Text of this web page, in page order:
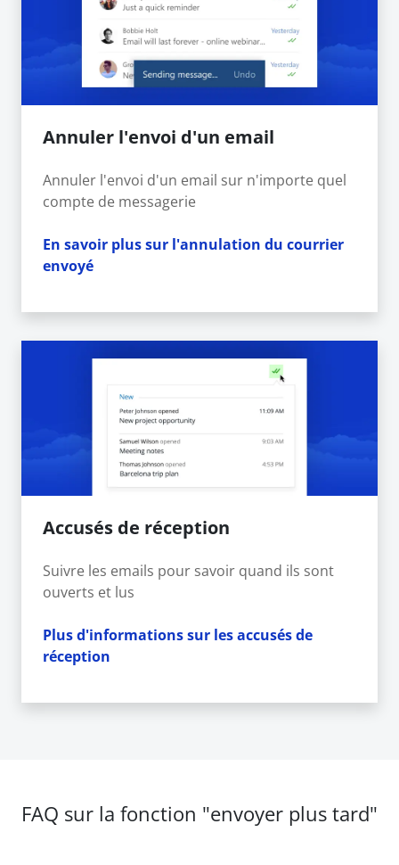
Annuler l'envoi d'un email
Annuler l'envoi d'un email sur n'importe quel
compte de messagerie
En savoir plus sur l'annulation du courrier
envoyé
Accusés de réception
Suivre les emails pour savoir quand ils sont
ouverts et lus
Plus d'informations sur les accusés de
réception
FAQ sur la fonction "envoyer plus tard"